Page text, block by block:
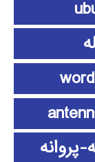
پروانه